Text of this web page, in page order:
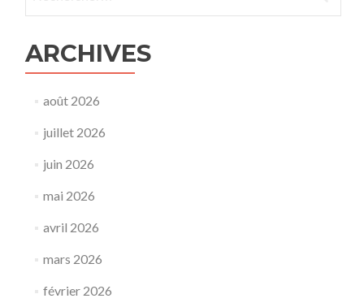
ARCHIVES
août 2026
juillet 2026
juin 2026
mai 2026
avril 2026
mars 2026
février 2026